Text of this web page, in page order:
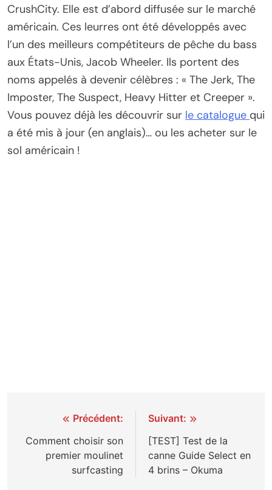
CrushCity. Elle est d’abord diffusée sur le marché
américain. Ces leurres ont été développés avec
l’un des meilleurs compétiteurs de pêche du bass
aux États-Unis, Jacob Wheeler. Ils portent des
noms appelés à devenir célèbres : « The Jerk, The
Imposter, The Suspect, Heavy Hitter et Creeper ».
Vous pouvez déjà les découvrir sur le catalogue qui
a été mis à jour (en anglais)… ou les acheter sur le
sol américain !
Navigation
de
l’article
Précédent:
Comment choisir son
premier moulinet
surfcasting
Suivant:
[TEST] Test de la
canne Guide Select en
4 brins – Okuma